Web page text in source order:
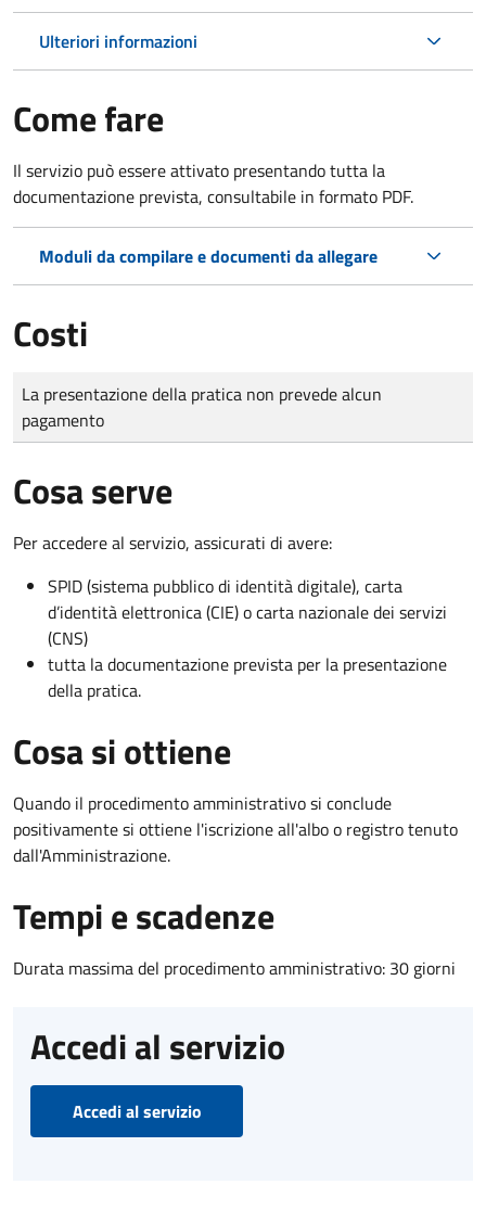
Ulteriori informazioni
Come fare
Il servizio può essere attivato presentando tutta la
documentazione prevista, consultabile in formato PDF.
Moduli da compilare e documenti da allegare
Costi
Tipo di pagamento
Importo
La presentazione della pratica non prevede alcun
pagamento
Cosa serve
Per accedere al servizio, assicurati di avere:
SPID (sistema pubblico di identità digitale), carta
d’identità elettronica (CIE) o carta nazionale dei servizi
(CNS)
tutta la documentazione prevista per la presentazione
della pratica.
Cosa si ottiene
Quando il procedimento amministrativo si conclude
positivamente si ottiene l'iscrizione all'albo o registro tenuto
dall'Amministrazione.
Tempi e scadenze
Durata massima del procedimento amministrativo: 30 giorni
Accedi al servizio
Accedi al servizio